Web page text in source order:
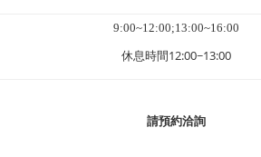
9:00~12:00;13:00~16:00
休息時間12:00~13:00
請預約洽詢